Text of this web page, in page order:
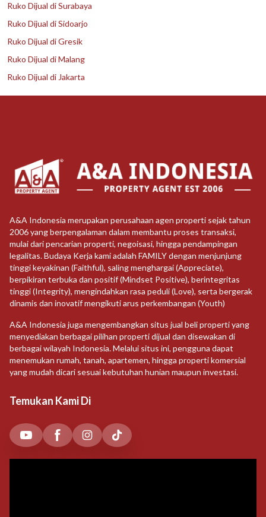
Ruko Dijual di Surabaya
Ruko Dijual di Sidoarjo
Ruko Dijual di Gresik
Ruko Dijual di Malang
Ruko Dijual di Jakarta
A&A Indonesia merupakan perusahaan agen properti sejak tahun
2006 yang berpengalaman dalam membantu proses transaksi,
mulai dari pencarian properti, negoisasi, hingga pendampingan
legalitas. Budaya Kerja kami adalah FAMILY dengan menjunjung
tinggi keyakinan (Faithful), saling menghargai (Appreciate),
berpikiran terbuka dan positif (Mindset Positive), berintegritas
tinggi (Integrity), mengindahkan rasa peduli (Love), serta bergerak
dinamis dan inovatif mengikuti arus perkembangan (Youth)
A&A Indonesia juga mengembangkan situs jual beli properti yang
menyediakan berbagai pilihan properti dijual dan disewakan di
berbagai wilayah Indonesia. Melalui situs ini, pengguna dapat
menemukan rumah, tanah, apartemen, hingga properti komersial
yang mudah dicari sesuai kebutuhan hunian maupun investasi.
Temukan Kami Di